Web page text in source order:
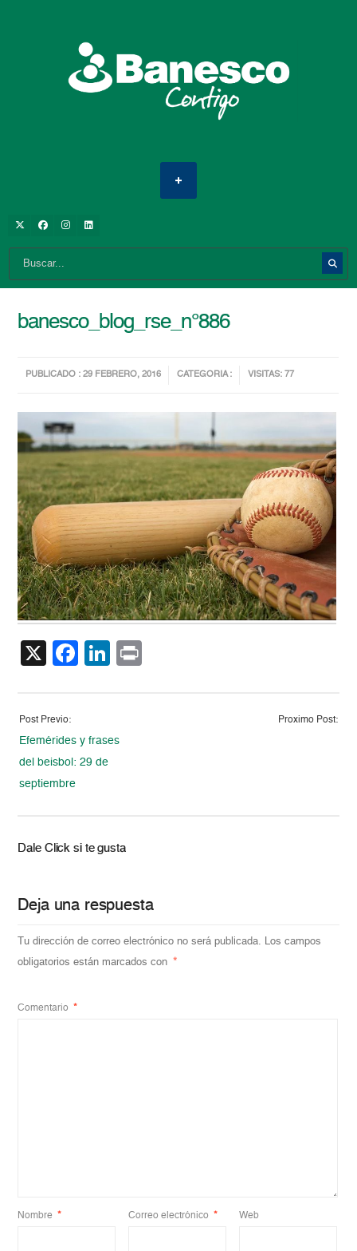
banesco_blog_rse_n°886
PUBLICADO : 29 FEBRERO, 2016 CATEGORIA : VISITAS: 77
X Facebook
LinkedIn
Post Previo:
Efemérides y frases
del beisbol: 29 de
septiembre
Proximo Post:
Dale Click si te gusta
Deja una respuesta
Tu dirección de correo electrónico no será publicada. Los campos
obligatorios están marcados con *
Comentario *
Nombre * Correo electrónico * Web